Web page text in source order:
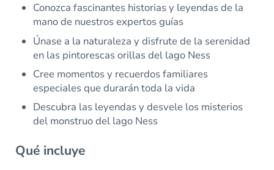
Conozca fascinantes historias y leyendas de la
mano de nuestros expertos guías
Únase a la naturaleza y disfrute de la serenidad
en las pintorescas orillas del lago Ness
Cree momentos y recuerdos familiares
especiales que durarán toda la vida
Descubra las leyendas y desvele los misterios
del monstruo del lago Ness
Qué incluye